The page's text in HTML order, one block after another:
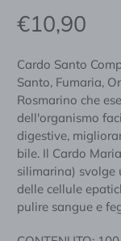
€10,90
Cardo Santo
Santo, Fumaria,
Rosmarino che
dell'organismo
digestive,
bile. Il Cardo
silimarina) svolge
delle cellule
pulire sangue e